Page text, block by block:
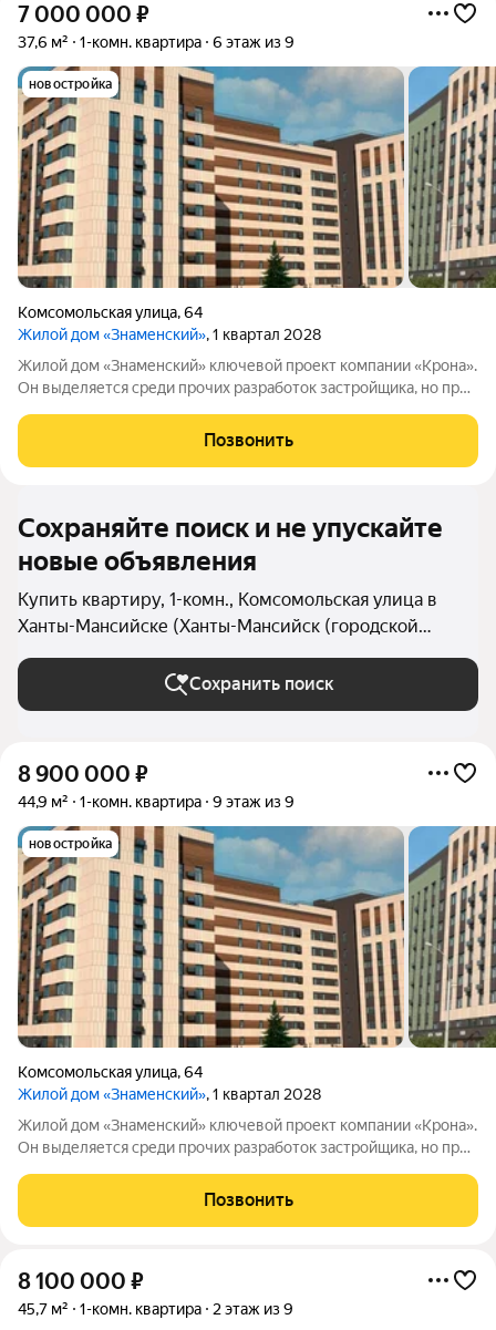
7 000 000 ₽
37,6 м² 1-комн. квартира 6 этаж из 9
новостройка
Комсомольская улица,64
Жилой дом «Знаменский», 1 квартал 2028
Жилой дом «Знаменский» ключевой проект компании «Крона».
Он выделяется среди прочих разработок застройщика, но при
в одной из самых удачных зон ХантыМансийска. В шаговой
Позвонить
Сохраняйте поиск и не упускайте
новые объявления
Купить квартиру, 1-комн., Комсомольская улица в
Ханты-Мансийске (Ханты-Мансийск (городской
округ))
Сохранить поиск
8 900 000 ₽
44,9 м² 1-комн. квартира 9 этаж из 9
новостройка
Комсомольская улица,64
Жилой дом «Знаменский», 1 квартал 2028
Жилой дом «Знаменский» ключевой проект компании «Крона».
Он выделяется среди прочих разработок застройщика, но при
расположен в одной из самых удачных зон ХантыМансийска. В
шаговой доступности
Позвонить
8 100 000 ₽
45,7 м² 1-комн. квартира 2 этаж из 9